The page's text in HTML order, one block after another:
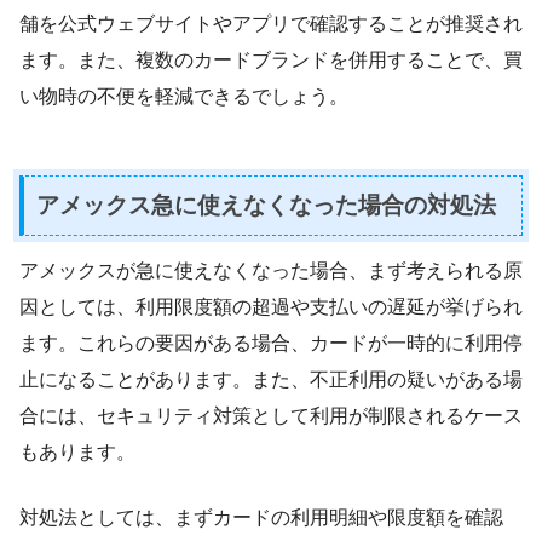
舗を公式ウェブサイトやアプリで確認することが推奨され
ます。また、複数のカードブランドを併用することで、買
い物時の不便を軽減できるでしょう。
アメックス急に使えなくなった場合の対処法
アメックスが急に使えなくなった場合、まず考えられる原
因としては、利用限度額の超過や支払いの遅延が挙げられ
ます。これらの要因がある場合、カードが一時的に利用停
止になることがあります。また、不正利用の疑いがある場
合には、セキュリティ対策として利用が制限されるケース
もあります。
対処法としては、まずカードの利用明細や限度額を確認